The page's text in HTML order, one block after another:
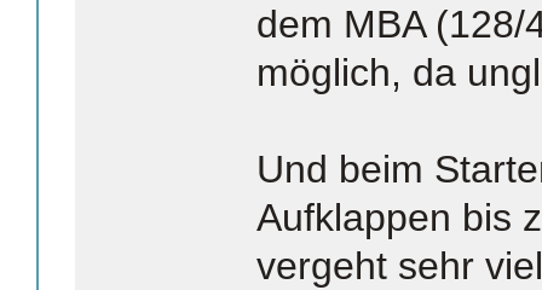
dem MBA (128/
möglich, da
Und beim
Aufklappen bis
vergeht sehr